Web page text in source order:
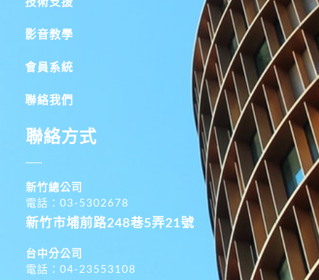
影音教學
會員系統
聯絡我們
聯絡方式
新竹總公司
電話：03-5302678
新竹市埔前路248巷5弄21號
台中分公司
電話：04-23553108